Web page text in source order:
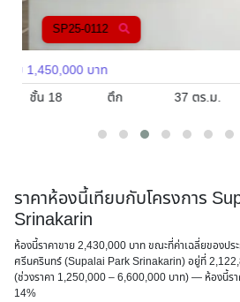
SALE ราคาขาย
1
ตึก
ราคาห้องนี้เทียบกับโครงการ
Srinakarin
ห้องนี้ราคาขาย 2,430,000 บาท ขณะที่ค่าเฉลี่ยของปร
ศรีนครินทร์ (Supalai Park Srinakarin) อยู่ที่
(ช่วงราคา 1,250,000 – 6,600,000 บาท) — ห้องนี้รา
14%